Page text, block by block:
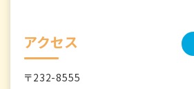
アクセス
〒232-8555